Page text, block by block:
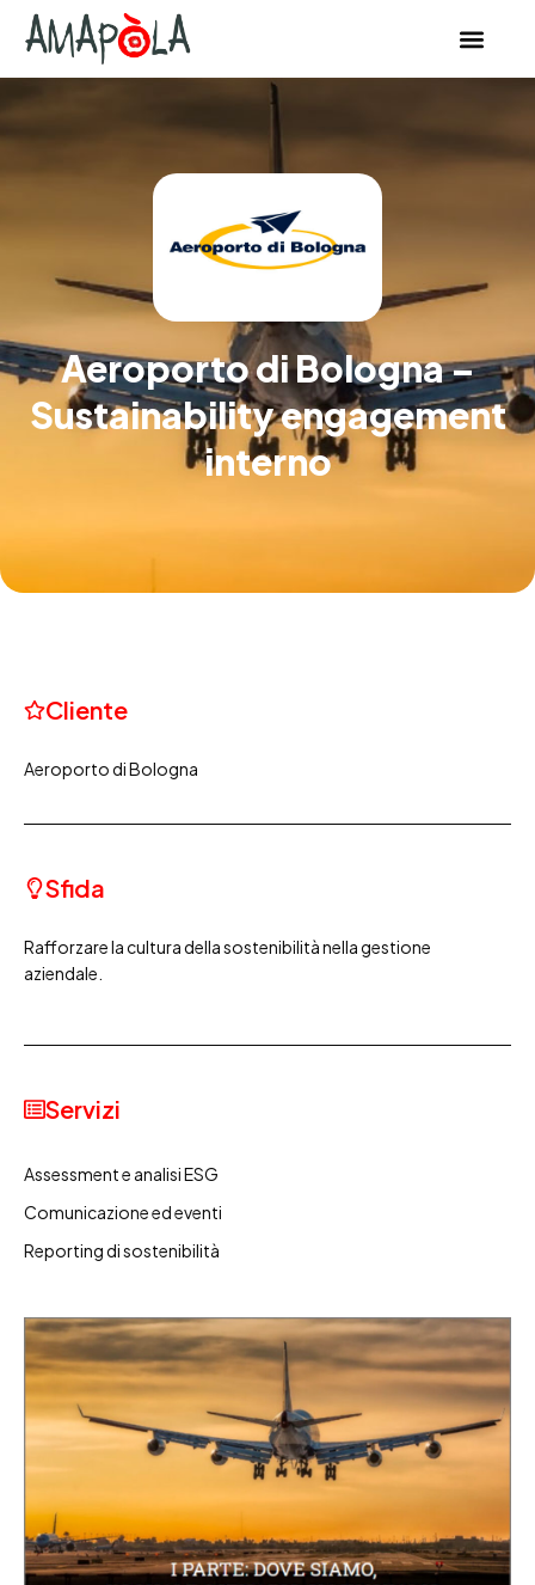
Aeroporto di Bologna –
Sustainability engagement
interno
Cliente
Aeroporto di Bologna
Sfida
Rafforzare la cultura della sostenibilità nella gestione
aziendale.
Servizi
Assessment e analisi ESG
Comunicazione ed eventi
Reporting di sostenibilità